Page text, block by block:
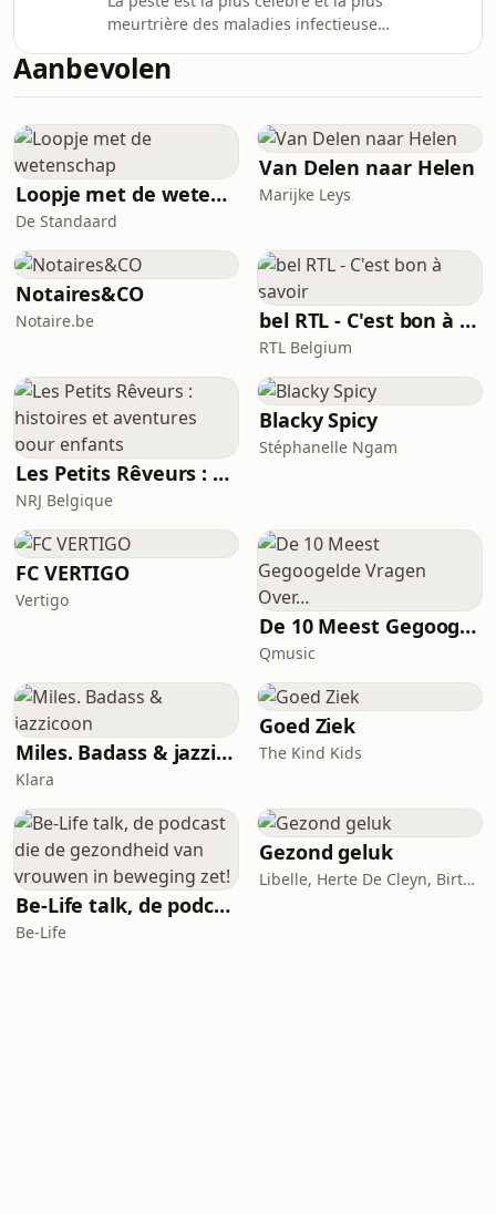
notamment les communautés juives,
victimes de terribles persécutions. Il
retrace aussi les premiers remèdes
imaginés contre le fléau et les
progrès scientifiques
meurtrière des maladies infectieuses
pandémies, dont la peste noire du
XIVe siècle, elle a profondément
épisode explore les origines de la
maladie, ses formes cliniques et son
mode de transmission. Il montre
comment les épidémies bouleversent
les comportements, les croyances et
l’orga
Aanbevolen
Loopje met de wetenschap
De Standaard
Van Delen naar Helen
Marijke Leys
Notaires&CO
Notaire.be bel RTL - C'est bon à savoir
RTL Belgium
Les Petits Rêveurs : histoires et aventures pour enfants
NRJ Belgique
Blacky Spicy
Stéphanelle Ngam
FC VERTIGO
Vertigo
De 10 Meest Gegoogelde Vragen Over…
Qmusic
Miles. Badass & jazzicoon
Klara
Goed Ziek
The Kind Kids
Be-Life talk, de podcast die de gezondheid van vrouwen in beweging zet!
Be-Life
Gezond geluk
Libelle, Herte De Cleyn, Birte Govarts